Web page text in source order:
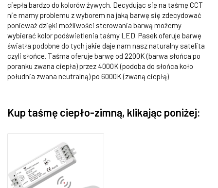
ciepła bardzo do kolorów żywych. Decydując się na taśmę CCT
nie mamy problemu z wyborem na jaką barwę się zdecydować
ponieważ dzięki możliwości sterowania barwą możemy
wybierać kolor podświetlenia taśmy LED. Pasek oferuje barwę
światła podobne do tych jakie daje nam nasz naturalny satelita
czyli słońce. Taśma oferuje barwę od 2200K (barwa słońca po
poranku zwana ciepła) przez 4000K (podoba do słońca koło
południa zwana neutralną) po 6000K (zwaną ciepłą)
Kup taśmę ciepło-zimną, klikając poniżej: